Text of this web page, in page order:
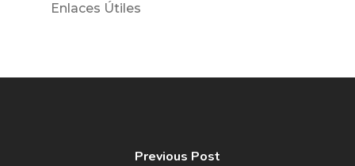
Enlaces Útiles
Previous Post